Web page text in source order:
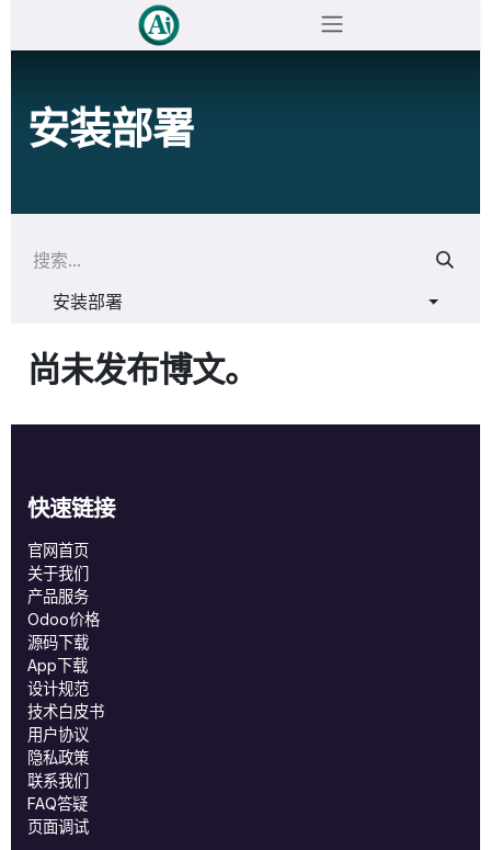
安装部署
安装部署
尚未发布博文。
快速链接
官网首页
关于我们
产品服务
Odoo价格
源码下载
App下载
设计规范
技术白皮书
用户协议
‎隐私政策‎
联系我们
FAQ答疑
页面调试